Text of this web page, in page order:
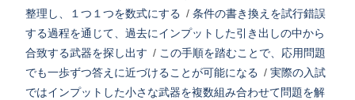
整理し、１つ１つを数式にする / 条件の書き換えを試行錯誤
する過程を通じて、過去にインプットした引き出しの中から
合致する武器を探し出す / この手順を踏むことで、応用問題
でも一歩ずつ答えに近づけることが可能になる / 実際の入試
ではインプットした小さな武器を複数組み合わせて問題を解